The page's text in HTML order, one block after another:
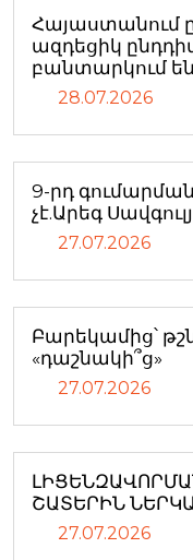
Հայաստանում
ազդեցիկ
բանտարկում են
28.07.2026
9-րդ
չէ.Արեգ
27.07.2026
Բարեկամից՝
«դաշնակի՞ց»
27.07.2026
ՇԱՏԵՐԻՆ
27.07.2026